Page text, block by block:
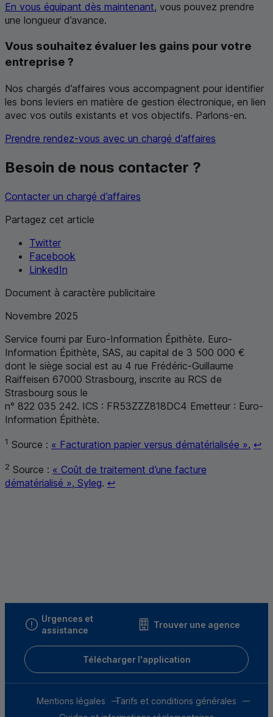
En vous équipant dès maintenant, vous pouvez prendre
une longueur d’avance.
Vous souhaitez évaluer les gains pour votre
entreprise ?
Nos chargés d’affaires vous accompagnent pour identifier
les bons leviers en matière de gestion électronique, en lien
avec vos outils existants et vos objectifs. Parlons-en.
Prendre rendez-vous avec un chargé d’affaires
Besoin de nous contacter ?
Contacter un chargé d’affaires
Partagez cet article
Twitter
Facebook
LinkedIn
Document à caractère publicitaire
Novembre 2025
Service fourni par Euro-Information Épithète. Euro-
Information Épithète, SAS, au capital de 3 500 000 €
dont le siège social est au 4 rue Frédéric-Guillaume
Raiffeisen 67000 Strasbourg, inscrite au RCS de
Strasbourg sous le
n° 822 035 242. ICS : FR53ZZZ818DC4 Emetteur : Euro-
Information Épithète.
1 Source : « Facturation papier versus dématérialisée ». ↩
2 Source : « Coût de traitement d’une facture
dématérialisé », Syleg. ↩Retour au renvoi 2
Urgences et
assistance
Trouver une agence
Télécharger l'application
Mentions légales
Tarifs et conditions générales